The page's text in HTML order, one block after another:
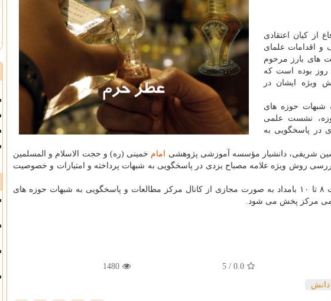
از کیان اعتقادی
و اقدامات علمای
های بارز مرحوم
روز بوده است که
ویژه ایشان در
شبهات حوزه های
نشست علمی
در پاسخگویی به
شریفی، دانشیار مؤسسه آموزشی پژوهشی
امام خمینی (ره) و حجت الاسلام و المسلمین
روش ویژه علامه مصباح یزدی در پاسخگویی به شبهات پرداخته و امتیازات و خصوصیت
این نشست فردا پنج شنبه دوم بهمن ماه از ساعت ۸ تا ۱۰ بامداد به صورت مجازی از کانال مرکز مطالعات و پاسخگویی به شبهات حوزه های
مرکز پخش می شود.
0.0
/ 5
1480
دانش